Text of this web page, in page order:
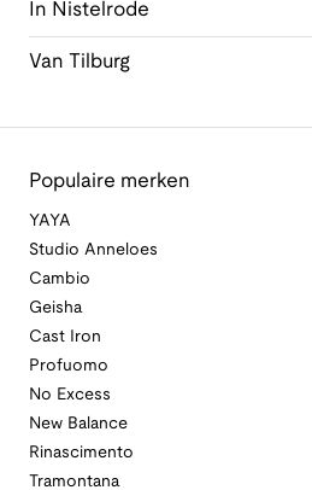
In Nistelrode
Van Tilburg
Populaire merken
YAYA
Studio Anneloes
Cambio
Geisha
Cast Iron
Profuomo
No Excess
New Balance
Rinascimento
Tramontana